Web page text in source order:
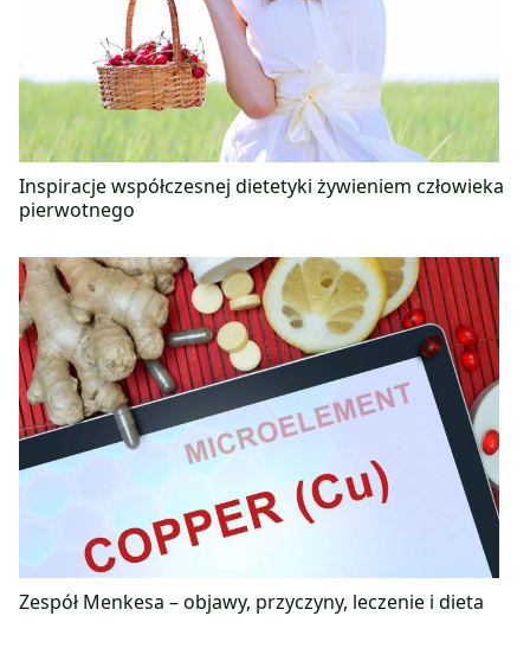
Inspiracje współczesnej dietetyki żywieniem człowieka
pierwotnego
Zespół Menkesa – objawy, przyczyny, leczenie i dieta